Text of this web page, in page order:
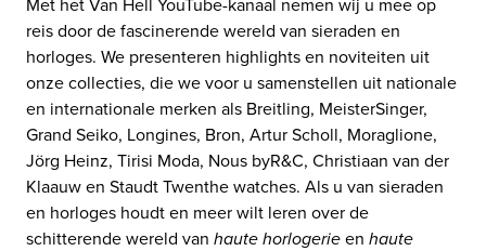
reis door de fascinerende wereld van sieraden en
horloges. We presenteren highlights en noviteiten uit
onze collecties, die we voor u samenstellen uit nationale
en internationale merken als Breitling, MeisterSinger,
Grand Seiko, Longines, Bron, Artur Scholl, Moraglione,
Jörg Heinz, Tirisi Moda, Nous byR&C, Christiaan van der
Klaauw en Staudt Twenthe watches. Als u van sieraden
en horloges houdt en meer wilt leren over de
schitterende wereld van haute horlogerie en haute